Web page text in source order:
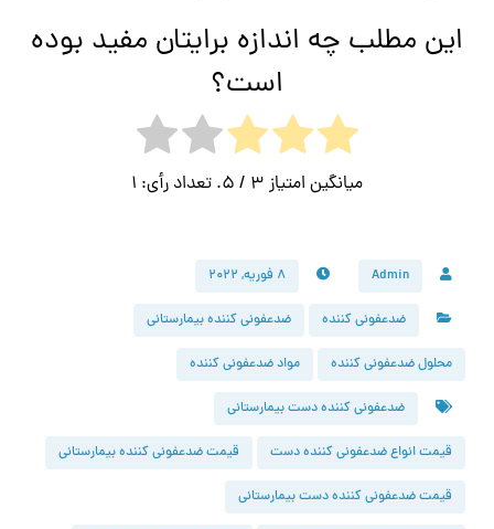
این مطلب چه اندازه برایتان مفید بوده
است؟
میانگین امتیاز 3 / 5. تعداد رأی: 1
Admin ۸ فوریه, ۲۰۲۲
ضدعفونی کننده ضدعفونی کننده بیمارستانی
محلول ضدعفونی کننده مواد ضدعفونی کننده
ضدعفونی کننده دست بیمارستانی
قیمت انواع ضدعفونی کننده دست قیمت ضدعفونی کننده بیمارستانی
قیمت ضدعفونی کننده دست بیمارستانی